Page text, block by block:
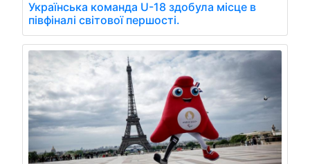
Українська команда U-18 здобула місце в
півфіналі світової першості.